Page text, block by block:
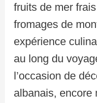
fruits de mer
fromages de
expérience
au long du
l’occasion de
albanais, encore